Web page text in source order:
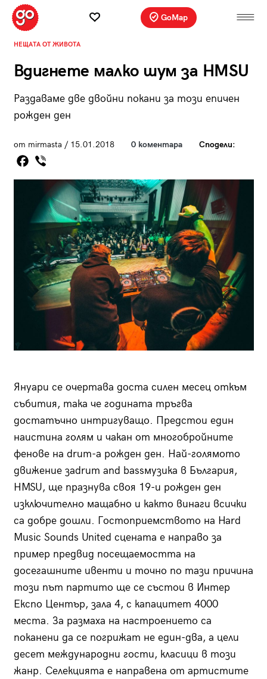
GoMap
НЕЩАТА ОТ ЖИВОТА
Вдигнете малко шум за HMSU
Раздаваме две двойни покани за този епичен
рожден ден
от mirmasta / 15.01.2018 0 коментара Сподели:
Януари се очертава доста силен месец откъм
събития, така че годината тръгва
достатъчно интригуващо. Предстои един
наистина голям и чакан от многобройните
фенове на drum-a рожден ден. Най-голямото
движение заdrum and bassмузика в България,
HMSU, ще празнува своя 19-и рожден ден
изключително мащабно и както винаги всички
са добре дошли. Гостоприемството на Hard
Music Sounds United сцената е направо за
пример предвид посещаемостта на
досегашните ивенти и точно по тази причина
този път партито ще се състои в Интер
Експо Център, зала 4, с капацитет 4000
места. За размаха на настроението са
поканени да се погрижат не един-два, а цели
десет международни гости, класици в този
жанр. Селекцията е направена от артистите